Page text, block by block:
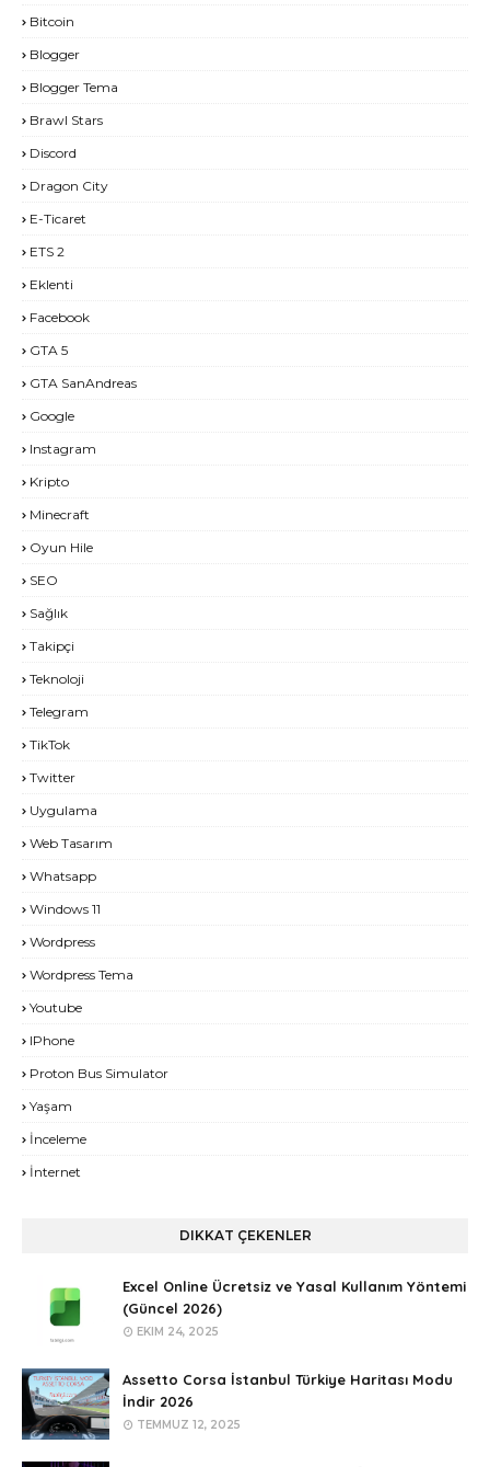
Bitcoin
Blogger
Blogger Tema
Brawl Stars
Discord
Dragon City
E-Ticaret
ETS 2
Eklenti
Facebook
GTA 5
GTA SanAndreas
Google
Instagram
Kripto
Minecraft
Oyun Hile
SEO
Sağlık
Takipçi
Teknoloji
Telegram
TikTok
Twitter
Uygulama
Web Tasarım
Whatsapp
Windows 11
Wordpress
Wordpress Tema
Youtube
IPhone
Proton Bus Simulator
Yaşam
İnceleme
İnternet
DIKKAT ÇEKENLER
Excel Online Ücretsiz ve Yasal Kullanım Yöntemi
(Güncel 2026)
EKIM 24, 2025
Assetto Corsa İstanbul Türkiye Haritası Modu
İndir 2026
TEMMUZ 12, 2025